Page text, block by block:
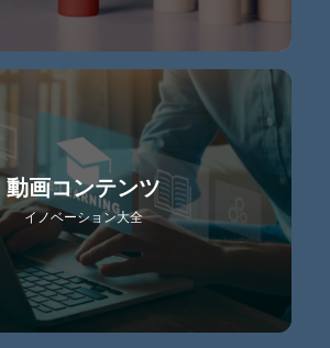
動画コンテンツ
イノベーション大全